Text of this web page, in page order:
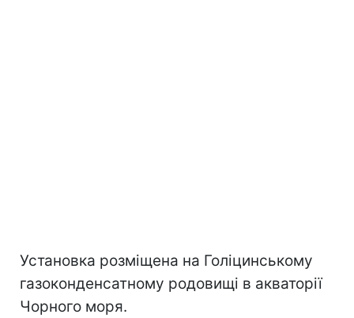
Установка розміщена на Голіцинському
газоконденсатному родовищі в акваторії
Чорного моря.